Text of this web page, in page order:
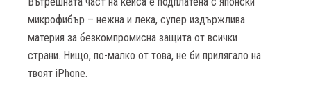
микрофибър – нежна и лека, супер издържлива
материя за безкомпромисна защита от всички
страни. Нищо, по-малко от това, не би прилягало на
твоят iPhone.